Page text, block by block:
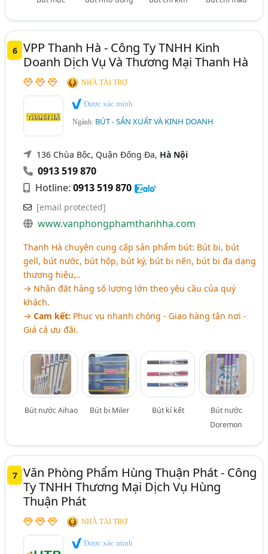
6 VPP Thanh Hà - Công Ty TNHH Kinh
Doanh Dịch Vụ Và Thương Mại Thanh Hà
NHÀ TÀI TRỢ
Được xác minh
Ngành: BÚT - SẢN XUẤT VÀ KINH DOANH
136 Chùa Bộc, Quận Đống Đa, Hà Nội
0913 519 870
Hotline:0913 519 870
[email protected]
www.vanphongphamthanhha.com
Thanh Hà chuyên cung cấp sản phẩm bút: Bút bi, bút
gell, bút nước, bút hộp, bút ký, bút bi nến, bút bi đa dạng
thương hiệu,..
→ Nhận đặt hàng số lượng lớn theo yêu cầu của quý
khách.
→Cam kết: Phục vụ nhanh chóng - Giao hàng tận nơi -
Giá cả ưu đãi.
Bút nước Aihao Bút bi Miler Bút kí kết
Bút nước
Doremon
7 Văn Phòng Phẩm Hùng Thuận Phát - Công
Ty TNHH Thương Mại Dịch Vụ Hùng
Thuận Phát
NHÀ TÀI TRỢ
Được xác minh